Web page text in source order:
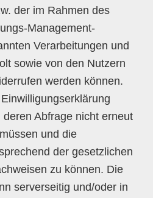
der im Rahmen des
Management-
Verarbeitungen und
sowie von den Nutzern
werden können.
Abfrage nicht erneut
und die
der gesetzlichen
zu können. Die
serverseitig und/oder in